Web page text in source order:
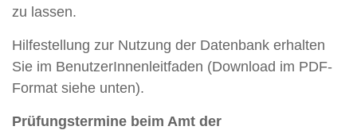
zu lassen.
Hilfestellung zur Nutzung der Datenbank erhalten
Sie im BenutzerInnenleitfaden (Download im PDF-
Format siehe unten).
Prüfungstermine beim Amt der